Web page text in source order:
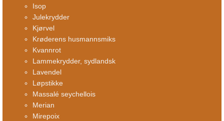
Isop
Julekrydder
Kjørvel
Krøderens husmannsmiks
Kvannrot
Lammekrydder, sydlandsk
Lavendel
Løpstikke
Massalé seychellois
Merian
Mirepoix